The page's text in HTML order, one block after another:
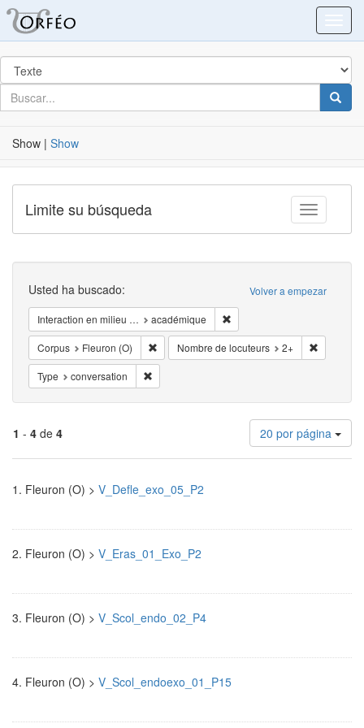
Buscar
en
para
buscar Buscar
Show | Show
Toggle
Limite su búsqueda
Buscar Volver a empezar
Usted ha buscado:
Interaction en milieu … académique
Corpus Fleuron (O) Eliminar la restricciónCorpus: Fleuron (O)
Nombre de locuteurs 2+
Type conversation
1 - 4 de 4
El
número
de
20 por página
Resultados
la
búsqueda
1. Fleuron (O) > V_Defle_exo_05_P2
2. Fleuron (O) > V_Eras_01_Exo_P2
3. Fleuron (O) > V_Scol_endo_02_P4
4. Fleuron (O) > V_Scol_endoexo_01_P15